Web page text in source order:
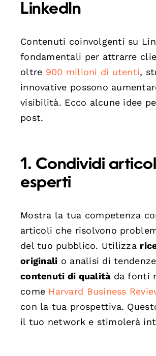
LinkedIn
Contenuti coinvolgenti su
fondamentali per attrarre
oltre 900 milioni di utenti,
innovative possono
visibilità. Ecco alcune idee
post.
1. Condividi
esperti
Mostra la tua competenza
articoli che risolvono
del tuo pubblico. Utilizza
originali o analisi di
contenuti di qualitàda fonti
come Harvard Business
con la tua prospettiva.
il tuo network e stimolerà